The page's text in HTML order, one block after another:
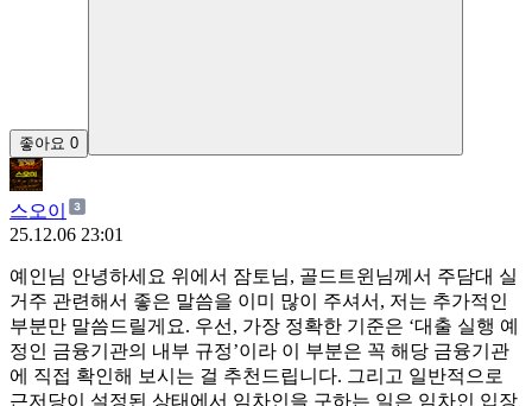
좋아요 0
스오이
25.12.06 23:01
예인님 안녕하세요 위에서 잠토님, 골드트윈님께서 주담대 실
거주 관련해서 좋은 말씀을 이미 많이 주셔서, 저는 추가적인
부분만 말씀드릴게요. 우선, 가장 정확한 기준은 ‘대출 실행 예
정인 금융기관의 내부 규정’이라 이 부분은 꼭 해당 금융기관
에 직접 확인해 보시는 걸 추천드립니다. 그리고 일반적으로
근저당이 설정된 상태에서 임차인을 구하는 일은 임차인 입장